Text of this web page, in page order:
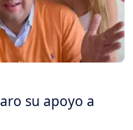
su apoyo a